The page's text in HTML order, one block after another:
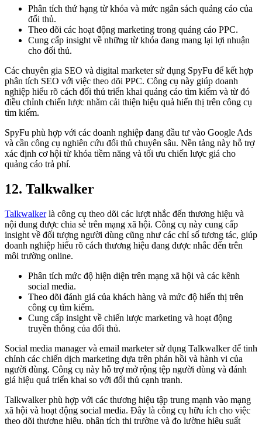
Phân tích thứ hạng từ khóa và mức ngân sách quảng cáo của
đối thủ.
Theo dõi các hoạt động marketing trong quảng cáo PPC.
Cung cấp insight về những từ khóa đang mang lại lợi nhuận
cho đối thủ.
Các chuyên gia SEO và digital marketer sử dụng SpyFu để kết hợp
phân tích SEO với việc theo dõi PPC. Công cụ này giúp doanh
nghiệp hiểu rõ cách đối thủ triển khai quảng cáo tìm kiếm và từ đó
điều chỉnh chiến lược nhằm cải thiện hiệu quả hiển thị trên công cụ
tìm kiếm.
SpyFu phù hợp với các doanh nghiệp đang đầu tư vào Google Ads
và cần công cụ nghiên cứu đối thủ chuyên sâu. Nền tảng này hỗ trợ
xác định cơ hội từ khóa tiềm năng và tối ưu chiến lược giá cho
quảng cáo trả phí.
12. Talkwalker
Talkwalkerlà công cụ theo dõi các lượt nhắc đến thương hiệu và
nội dung được chia sẻ trên mạng xã hội. Công cụ này cung cấp
insight về đối tượng người dùng cũng như các chỉ số tương tác, giúp
doanh nghiệp hiểu rõ cách thương hiệu đang được nhắc đến trên
môi trường online.
Phân tích mức độ hiện diện trên mạng xã hội và các kênh
social media.
Theo dõi đánh giá của khách hàng và mức độ hiển thị trên
công cụ tìm kiếm.
Cung cấp insight về chiến lược marketing và hoạt động
truyền thông của đối thủ.
Social media manager và email marketer sử dụng Talkwalker để tinh
chỉnh các chiến dịch marketing dựa trên phản hồi và hành vi của
người dùng. Công cụ này hỗ trợ mở rộng tệp người dùng và đánh
giá hiệu quả triển khai so với đối thủ cạnh tranh.
Talkwalker phù hợp với các thương hiệu tập trung mạnh vào mạng
xã hội và hoạt động social media. Đây là công cụ hữu ích cho việc
theo dõi thương hiệu, phân tích thị trường và đo lường hiệu suất